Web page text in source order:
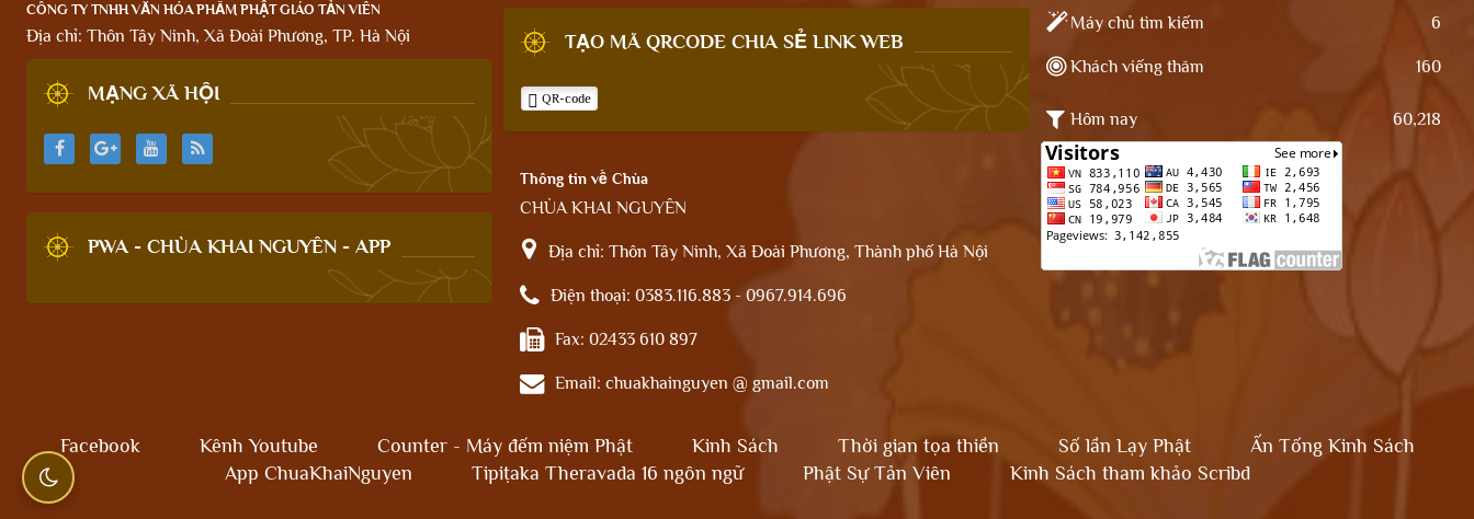
CÔNG TY TNHH VĂN HÓA PHẨM PHẬT GIÁO TẢN VIÊN
Địa chỉ: Thôn Tây Ninh, Xã Đoài Phương, TP. Hà Nội
MẠNG XÃ HỘI
PWA - CHÙA KHAI NGUYÊN - APP
TẠO MÃ QRCODE CHIA SẺ LINK WEB
QR-code
Thông tin về Chùa
CHÙA KHAI NGUYÊN
Địa chỉ:Thôn Tây Ninh, Xã Đoài Phương, Thành phố Hà Nội
Điện thoại:0383.116.883 - 0967.914.696
Fax:02433 610 897
Email:chuakhainguyen @ gmail.com
Máy chủ tìm kiếm 6
Khách viếng thăm 160
Hôm nay 60,218
Facebook Kênh Youtube Counter - Máy đếm niệm Phật Kinh Sách Thời gian tọa thiền Số lần Lạy Phật
Ấn Tống Kinh Sách
App ChuaKhaiNguyen
Tipiṭaka Theravada 16 ngôn ngữ Phật Sự Tản Viên Kinh Sách tham khảo Scribd